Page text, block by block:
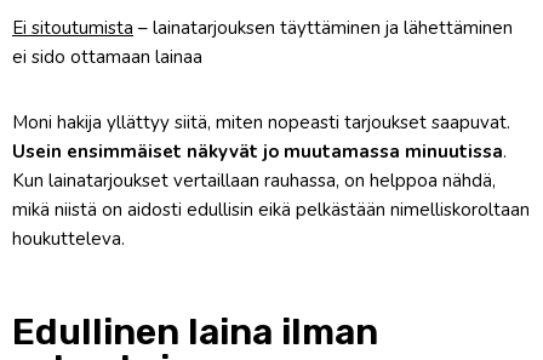
Ei sitoutumista – lainatarjouksen täyttäminen ja lähettäminen
ei sido ottamaan lainaa
Moni hakija yllättyy siitä, miten nopeasti tarjoukset saapuvat.
Usein ensimmäiset näkyvät jo muutamassa minuutissa.
Kun lainatarjoukset vertaillaan rauhassa, on helppoa nähdä,
mikä niistä on aidosti edullisin eikä pelkästään nimelliskoroltaan
houkutteleva.
Edullinen laina ilman